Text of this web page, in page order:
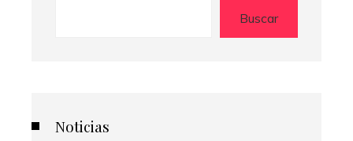
Buscar
Noticias